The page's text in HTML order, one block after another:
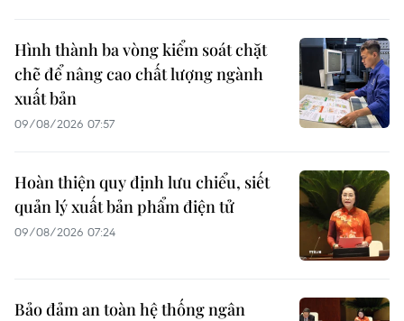
Hình thành ba vòng kiểm soát chặt
chẽ để nâng cao chất lượng ngành
xuất bản
09/08/2026 07:57
Hoàn thiện quy định lưu chiểu, siết
quản lý xuất bản phẩm điện tử
09/08/2026 07:24
Bảo đảm an toàn hệ thống ngân